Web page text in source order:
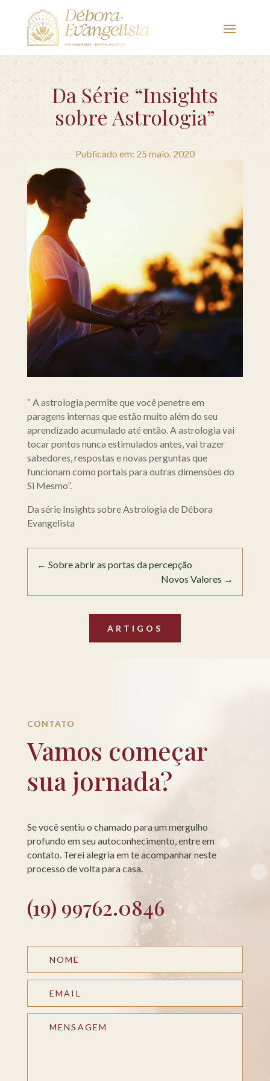
Da Série “Insights
sobre Astrologia”
Publicado em: 25 maio. 2020
“ A astrologia permite que você penetre em
paragens internas que estão muito além do seu
aprendizado acumulado até então. A astrologia vai
tocar pontos nunca estimulados antes, vai trazer
sabedores, respostas e novas perguntas que
funcionam como portais para outras dimensões do
Si Mesmo”.
Da série Insights sobre Astrologia de Débora
Evangelista
← Sobre abrir as portas da percepção
Novos Valores →
ARTIGOS
CONTATO
Vamos começar
sua jornada?
Se você sentiu o chamado para um mergulho
profundo em seu autoconhecimento, entre em
contato. Terei alegria em te acompanhar neste
processo de volta para casa.
(19) 99762.0846